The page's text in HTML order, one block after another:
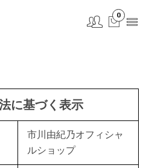
0
に基づく表示
市川由紀乃オフィシャ
ルショップ